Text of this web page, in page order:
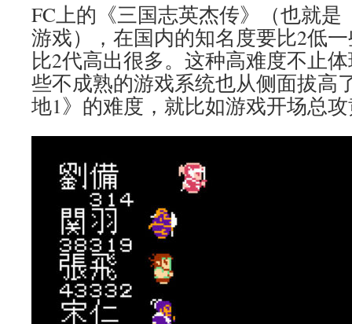
FC上的《三国志英杰传》（也就是
游戏），在国内的知名度要比2低
比2代高出很多。这种高难度不止
些不成熟的游戏系统也从侧面拔高
地1》的难度，就比如游戏开场总